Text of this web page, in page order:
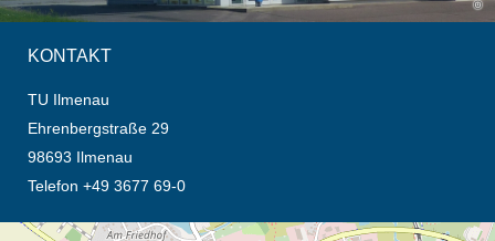
KONTAKT
TU Ilmenau
Ehrenbergstraße 29
98693 Ilmenau
Telefon +49 3677 69-0
Öffnet die Anfahrtsbeschreibung in neuem Tab (Karte)